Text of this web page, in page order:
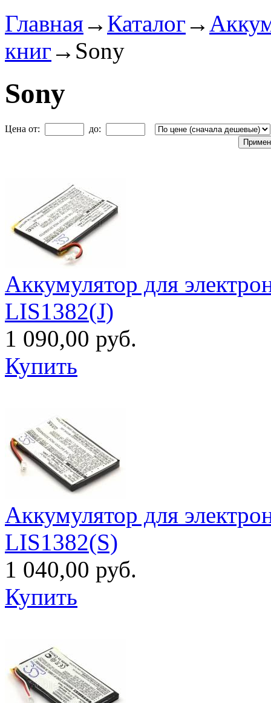
Главная→ Каталог →
книг → Sony
Sony
Цена от: до:
Аккумулятор для
LIS1382(J)
1 090,00 руб.
Купить
Аккумулятор для
LIS1382(S)
1 040,00 руб.
Купить